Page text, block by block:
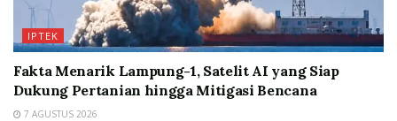
IPTEK
Fakta Menarik Lampung-1, Satelit AI yang Siap
Dukung Pertanian hingga Mitigasi Bencana
7 AGUSTUS 2026